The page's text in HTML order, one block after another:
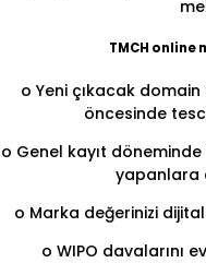
TMCH online
o Yeni çıkacak
öncesinde
o Genel kayıt
yapanlara
o Marka değerinizi
o WIPO davalarını